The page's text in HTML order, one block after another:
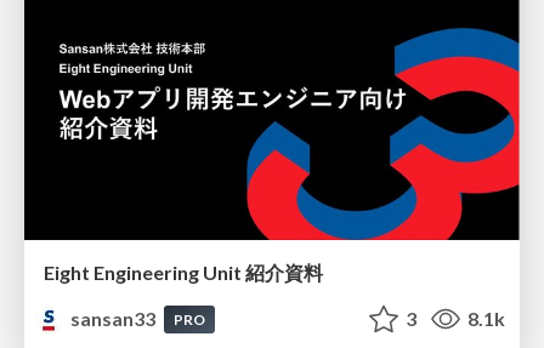
Eight Engineering Unit 紹介資料
sansan33
PRO 3 8.1k